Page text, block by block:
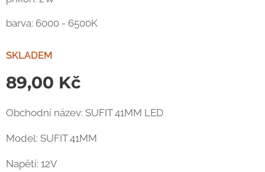
barva: 6000 - 6500K
SKLADEM
89,00 Kč
Obchodní název: SUFIT 41MM LED
Model: SUFIT 41MM
Napětí: 12V